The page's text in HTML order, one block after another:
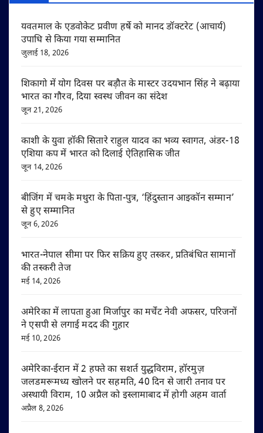
यवतमाल के एडवोकेट प्रवीण हर्षे को मानद डॉक्टरेट (आचार्य)
उपाधि से किया गया सम्मानित
जुलाई 18, 2026
शिकागो में योग दिवस पर बड़ौत के मास्टर उदयभान सिंह ने बढ़ाया
भारत का गौरव, दिया स्वस्थ जीवन का संदेश
जून 21, 2026
काशी के युवा हॉकी सितारे राहुल यादव का भव्य स्वागत, अंडर-18
एशिया कप में भारत को दिलाई ऐतिहासिक जीत
जून 14, 2026
बीजिंग में चमके मथुरा के पिता-पुत्र, ‘हिंदुस्तान आइकॉन सम्मान’
से हुए सम्मानित
जून 6, 2026
भारत-नेपाल सीमा पर फिर सक्रिय हुए तस्कर, प्रतिबंधित सामानों
की तस्करी तेज
मई 14, 2026
अमेरिका में लापता हुआ मिर्जापुर का मर्चेंट नेवी अफसर, परिजनों
ने एसपी से लगाई मदद की गुहार
मई 10, 2026
अमेरिका-ईरान में 2 हफ्ते का सशर्त युद्धविराम, हॉरमुज़
जलडमरूमध्य खोलने पर सहमति, 40 दिन से जारी तनाव पर
अस्थायी विराम, 10 अप्रैल को इस्लामाबाद में होगी अहम वार्ता
अप्रैल 8, 2026